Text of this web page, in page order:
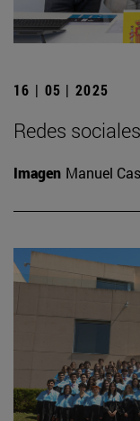
16 | 05 | 2025
Redes
Imagen Manuel